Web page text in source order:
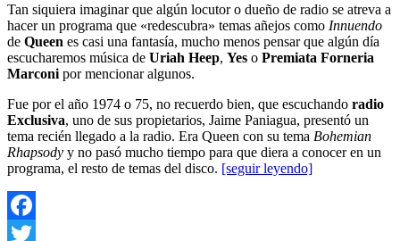
Tan siquiera imaginar que algún locutor o dueño de radio se atreva a
hacer un programa que «redescubra» temas añejos como Innuendo
de Queen es casi una fantasía, mucho menos pensar que algún día
escucharemos música de Uriah Heep, Yes o Premiata Forneria
Marconi por mencionar algunos.
Fue por el año 1974 o 75, no recuerdo bien, que escuchando radio
Exclusiva, uno de sus propietarios, Jaime Paniagua, presentó un
tema recién llegado a la radio. Era Queen con su tema Bohemian
Rhapsody y no pasó mucho tiempo para que diera a conocer en un
programa, el resto de temas del disco. [seguir leyendo]
Facebook